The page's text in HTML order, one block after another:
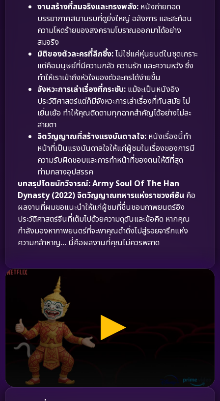
งานสร้างที่สมจริงและทรงพลัง: หนังถ่ายทอด
บรรยากาศสนามรบที่ดูยิ่งใหญ่ อลังการ และสะท้อน
ความโหดร้ายของสงครามโบราณออกมาได้อย่าง
สมจริง
มิติของตัวละครที่ลึกซึ้ง:ไม่ใช่แค่หุ่นยนต์ในชุดเกราะ
แต่คือมนุษย์ที่มีความกลัว ความรัก และความหวัง ซึ่ง
ทำให้เราเข้าถึงหัวใจของตัวละครได้ง่ายขึ้น
จังหวะการเล่าเรื่องที่กระชับ: แม้จะเป็นหนังอิง
ประวัติศาสตร์แต่ก็มีจังหวะการเล่าเรื่องที่ทันสมัย ไม่
เยิ่นเย้อ ทำให้คุณติดตามทุกฉากสำคัญได้อย่างไม่ละ
สายตา
จิตวิญญาณที่สร้างแรงบันดาลใจ: หนังเรื่องนี้ทำ
หน้าที่เป็นแรงบันดาลใจให้แก่ผู้ชมในเรื่องของการมี
ความรับผิดชอบและการทำหน้าที่ของตนให้ดีที่สุด
ท่ามกลางอุปสรรค
บทสรุปโดยนักวิจารณ์:Army Soul Of The Han
Dynasty (2022) จิตวิญญาณทหารแห่งราชวงศ์ฮัน คือ
ผลงานที่ผมขอแนะนำให้แก่ผู้ชมที่ชื่นชอบภาพยนตร์อิง
ประวัติศาสตร์จีนที่เต็มไปด้วยความดุดันและข้อคิด หากคุณ
กำลังมองหาภาพยนตร์ที่จะพาคุณดำดิ่งไปสู่รอยจารึกแห่ง
ความกล้าหาญ… นี่คือผลงานที่คุณไม่ควรพลาด